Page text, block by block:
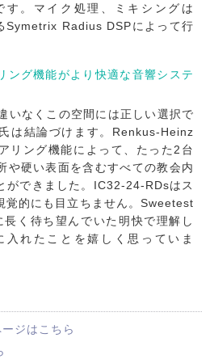
す。マイク処理、ミキシングは
Symetrix Radius DSPによって行
ング機能がより快適な音響システ
いなくこの空間には正しい選択で
は結論づけます。Renkus-Heinz
リング機能によって、たった2台
や硬い表面を含むすべての教会内
ができました。IC32-24-RDsはス
覚的にも目立ちません。Sweetest
く待ち望んでいた明快で理解し
れたことを嬉しく思っていま
ジはこちら